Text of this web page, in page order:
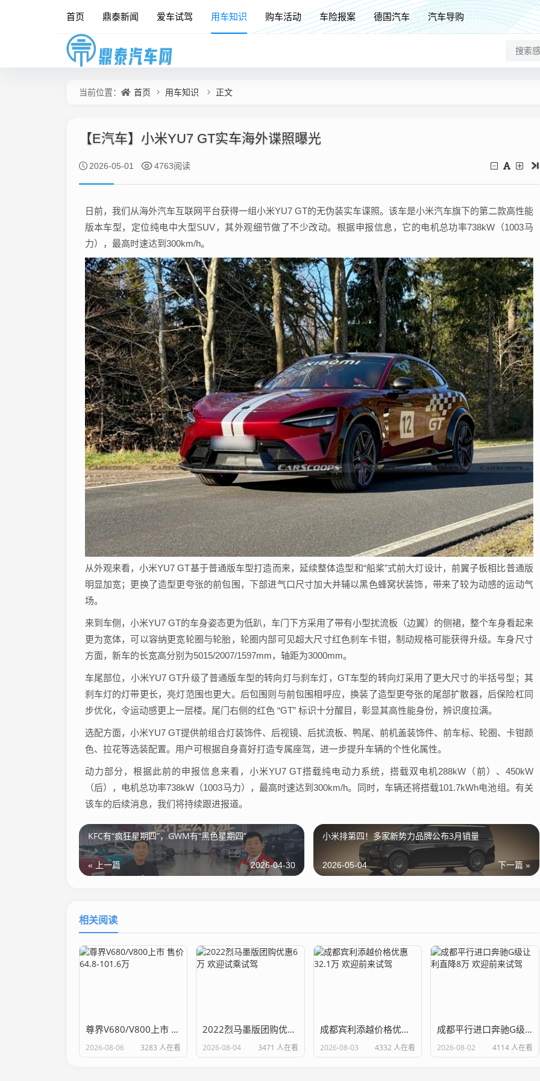
首页 鼎泰新闻 爱车试驾 用车知识 购车活动 车险报案 德国汽车 汽车导购
当前位置： 首页 用车知识 正文
【E汽车】小米YU7 GT实车海外谍照曝光
2026-05-01 4763阅读
日前，我们从海外汽车互联网平台获得一组小米YU7 GT的无伪装实车谍照。该车是小米汽车旗下的第二款高性能
版本车型，定位纯电中大型SUV，其外观细节做了不少改动。根据申报信息，它的电机总功率738kW（1003马
力），最高时速达到300km/h。
从外观来看，小米YU7 GT基于普通版车型打造而来，延续整体造型和“船桨”式前大灯设计，前翼子板相比普通版
明显加宽；更换了造型更夸张的前包围，下部进气口尺寸加大并辅以黑色蜂窝状装饰，带来了较为动感的运动气
场。
来到车侧，小米YU7 GT的车身姿态更为低趴，车门下方采用了带有小型扰流板（边翼）的侧裙，整个车身看起来
更为宽体，可以容纳更宽轮圈与轮胎，轮圈内部可见超大尺寸红色刹车卡钳，制动规格可能获得升级。车身尺寸
方面，新车的长宽高分别为5015/2007/1597mm，轴距为3000mm。
车尾部位，小米YU7 GT升级了普通版车型的转向灯与刹车灯，GT车型的转向灯采用了更大尺寸的半括号型；其
刹车灯的灯带更长，亮灯范围也更大。后包围则与前包围相呼应，换装了造型更夸张的尾部扩散器，后保险杠同
步优化，令运动感更上一层楼。尾门右侧的红色 “GT” 标识十分醒目，彰显其高性能身份，辨识度拉满。
选配方面，小米YU7 GT提供前组合灯装饰件、后视镜、后扰流板、鸭尾、前机盖装饰件、前车标、轮圈、卡钳颜
色、拉花等选装配置。用户可根据自身喜好打造专属座驾，进一步提升车辆的个性化属性。
动力部分，根据此前的申报信息来看，小米YU7 GT搭载纯电动力系统，搭载双电机288kW（前）、450kW
（后），电机总功率738kW（1003马力），最高时速达到300km/h。同时，车辆还将搭载101.7kWh电池组。有关
该车的后续消息，我们将持续跟进报道。
KFC有“疯狂星期四”，GWM有“黑色星期四”
« 上一篇 2026-04-30
小米排第四！多家新势力品牌公布3月销量
下一篇 »
2026-05-04
相关阅读
尊界V680/V800上市 售价64.8-101.6万
2026-08-06 3283 人在看
2022烈马墨版团购优惠6万 欢迎试乘试驾
2026-08-04 3471 人在看
成都宾利添越价格优惠32.1万 欢迎前来试驾
2026-08-03 4332 人在看
成都平行进口奔驰G级让利直降8万 欢迎前来试驾
2026-08-02 4114 人在看